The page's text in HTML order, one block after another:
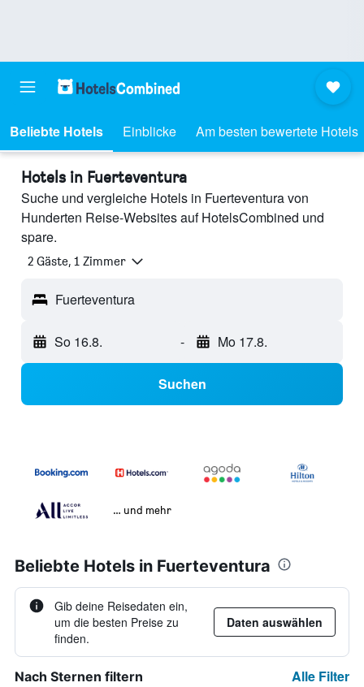
Beliebte Hotels Einblicke Am besten bewertete Hotels
Hotels in Fuerteventura
Suche und vergleiche Hotels in Fuerteventura von
Hunderten Reise-Websites auf HotelsCombined und
spare.
2 Gäste, 1 Zimmer
Fuerteventura
So 16.8. - Mo 17.8.
Suchen
… und mehr
Beliebte Hotels in Fuerteventura
Gib deine Reisedaten ein,
um die besten Preise zu
finden.
Daten auswählen
Nach Sternen filtern Alle Filter